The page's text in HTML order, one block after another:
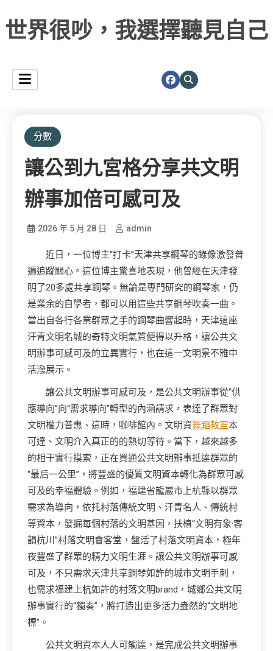
世界很吵，我選擇聽見自己
分數
讓公到九宮格分享共文明
辦事加倍可感可及
2026 年 5 月 28 日 admin
近日，一位博主“打卡”天津共享鋼琴的錄像激發普
遍追蹤關心。這位博主驚喜地表現，他曾經在天津發
明了20多處共享鋼琴。無論是專門研究的鋼琴家，仍
是業余的自學者，都可以用這些共享鋼琴吹奏一曲。
當出自各行各業群眾之手的鋼琴曲響起時，天津這座
汗青文明名城的奇特文明氣質便得以升格，讓公共文
明辦事可感可及的立異實行，也在這一文明景不雅中
活潑展示。
讓公共文明辦事可感可及，是公共文明辦事從“供
應導向”向“需求導向”轉型的內涵請求，表達了群眾對
文明權力普惠、這時，咖啡館內。文明資舞蹈教室本
可達、文明介入真正的的熱切等待。當下，越來越多
的相干實行摸索，正在買通公共文明辦事抵達群眾的
“最后一公里”，將豐盛的優質文明資本轉化為群眾可感
可及的幸福體驗。例如，福建省龍巖市上杭縣以群眾
需求為導向，依托村落傳統文明、汗青名人、傳統村
等資本，發掘每個村落的文明基因，扶植“文明有象·客
韻杭川”村落文明會客堂，盤活了村落文明資本，極年
夜豐盛了群眾的精力文明生涯。讓公共文明辦事可感
可及，不只需求天津共享鋼琴如許的城市文明手刺，
也需求福建上杭如許的村落文明brand，城鄉公共文明
辦事實行的“獨奏”，將打造出更多活力盎然的“文明地
標”。
公共文明資本人人可觸達，是完成公共文明辦事